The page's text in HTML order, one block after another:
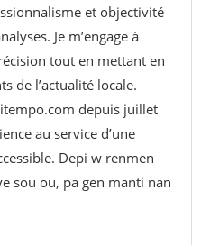
et objectivité
Je m’engage à
tout en mettant en
de l’actualité locale.
depuis juillet
au service d’une
Depi w renmen
sou ou, pa gen manti nan